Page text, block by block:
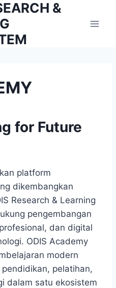
&
for Future
platform
dikembangkan
Research & Learning
pengembangan
dan digital
ODIS Academy
modern
pelatihan,
dalam satu ekosistem